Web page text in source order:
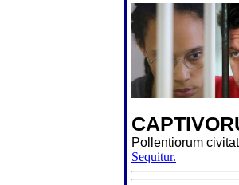
Pollentiorum
Sequitur.